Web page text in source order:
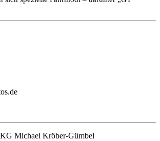
Michael Kröber-Gümbel